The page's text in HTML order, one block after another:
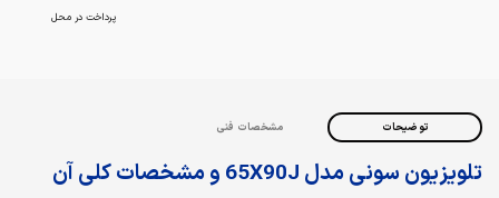
پرداخت در محل
توضیحات مشخصات فنی
تلویزیون سونی مدل 65X90J و مشخصات کلی آن